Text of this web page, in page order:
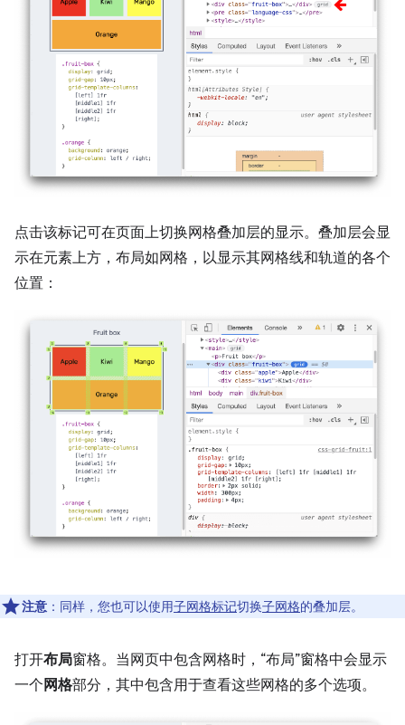
点击该标记可在页面上切换网格叠加层的显示。叠加层会显
示在元素上方，布局如网格，以显示其网格线和轨道的各个
位置：
注意 ：同样，您也可以使用子网格标记切换子网格的叠加层。
打开布局窗格。当网页中包含网格时，“布局”窗格中会显示
一个 网格部分，其中包含用于查看这些网格的多个选项。